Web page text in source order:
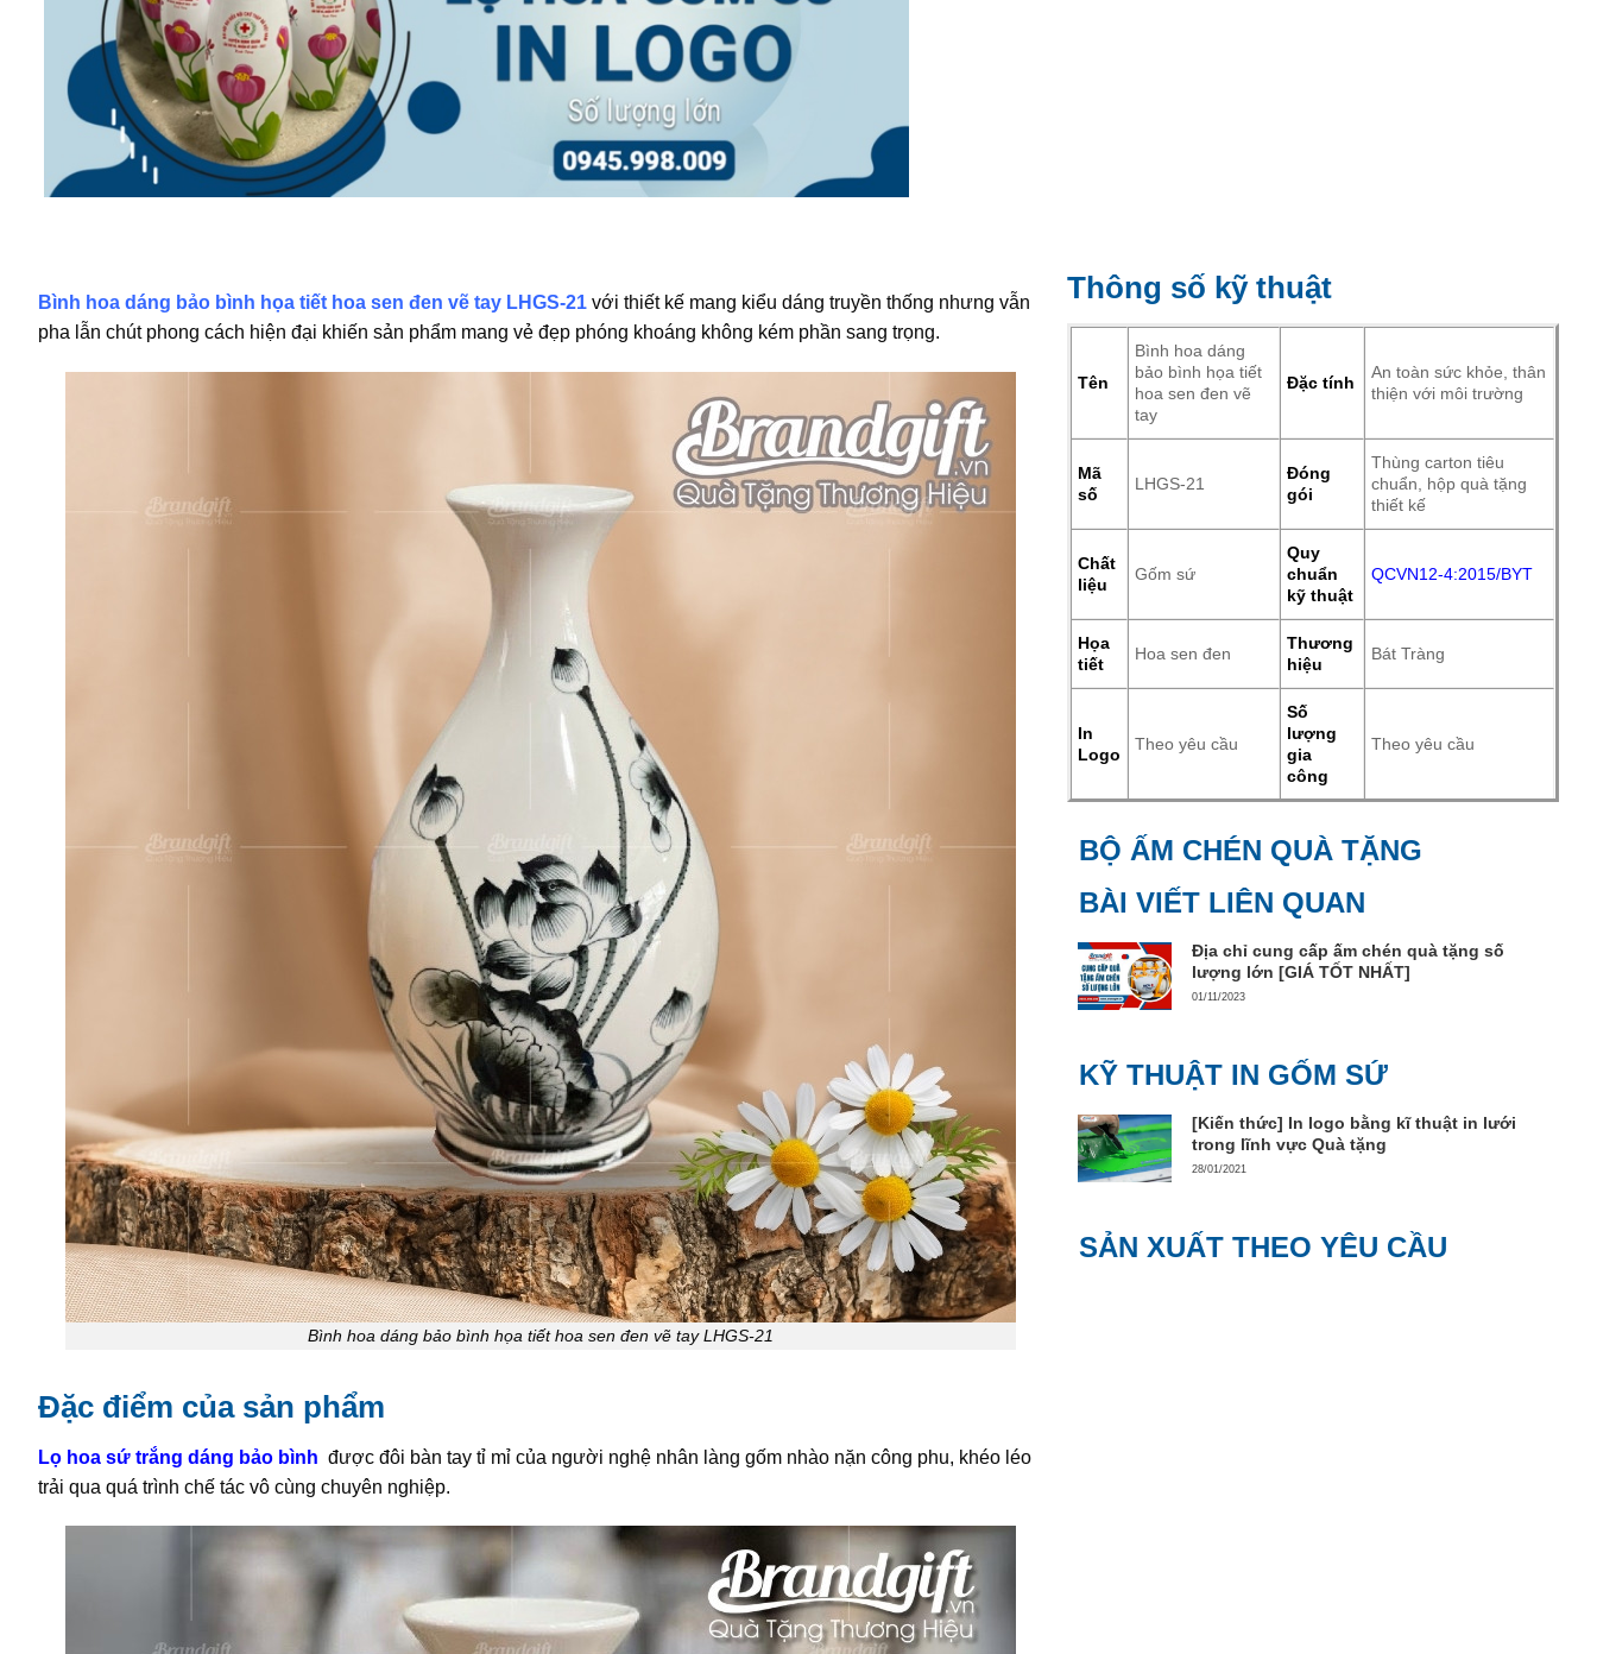
Bình hoa dáng bảo bình họa tiết hoa sen đen vẽ tay LHGS-21với thiết kế mang kiểu dáng truyền thống nhưng vẫn
pha lẫn chút phong cách hiện đại khiến sản phẩm mang vẻ đẹp phóng khoáng không kém phần sang trọng.
Bình hoa dáng bảo bình họa tiết hoa sen đen vẽ tay LHGS-21
Đặc điểm của sản phẩm
Lọ hoa sứ trắng dáng bảo bình được đôi bàn tay tỉ mỉ của người nghệ nhân làng gốm nhào nặn công phu, khéo léo
trải qua quá trình chế tác vô cùng chuyên nghiệp.
Thông số kỹ thuật
Tên
Bình hoa dáng
bảo bình họa tiết
hoa sen đen vẽ
tay
Đặc tính
An toàn sức khỏe, thân
thiện với môi trường
Mã
số
LHGS-21
Đóng
gói
Thùng carton tiêu
chuẩn, hộp quà tặng
thiết kế
Chất
liệu
Gốm sứ
Quy
chuẩn
kỹ thuật
QCVN12-4:2015/BYT
Họa
tiết
Hoa sen đen
Thương
hiệu
Bát Tràng
In
Logo
Theo yêu cầu
Số
lượng
gia
công
Theo yêu cầu
BỘ ẤM CHÉN QUÀ TẶNG
BÀI VIẾT LIÊN QUAN
Địa chỉ cung cấp ấm chén quà tặng số
lượng lớn [GIÁ TỐT NHẤT]
01/11/2023
KỸ THUẬT IN GỐM SỨ
[Kiến thức] In logo bằng kĩ thuật in lưới
trong lĩnh vực Quà tặng
28/01/2021
SẢN XUẤT THEO YÊU CẦU